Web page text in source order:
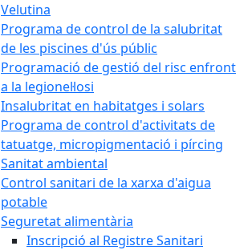
Velutina
Programa de control de la salubritat
de les piscines d'ús públic
Programació de gestió del risc enfront
a la legionel·losi
Insalubritat en habitatges i solars
Programa de control d'activitats de
tatuatge, micropigmentació i pírcing
Sanitat ambiental
Control sanitari de la xarxa d'aigua
potable
Seguretat alimentària
Inscripció al Registre Sanitari